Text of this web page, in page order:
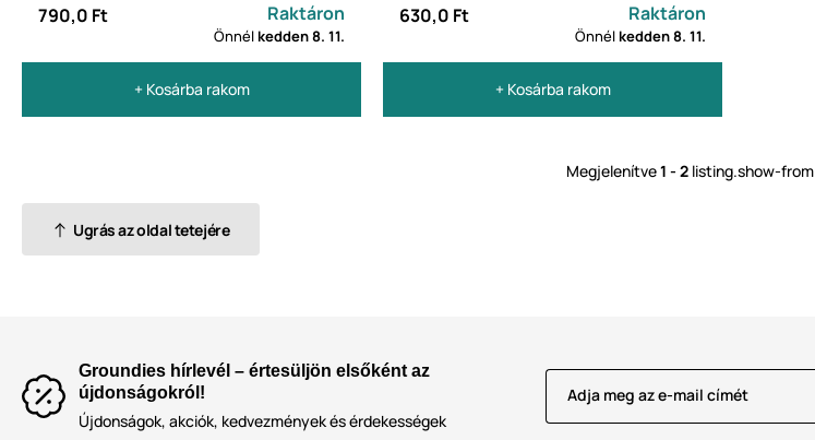
790,0 Ft Raktáron
Önnélkedden8. 11.
+ Kosárba rakom
630,0 Ft Raktáron
Önnélkedden8. 11.
+ Kosárba rakom
Ugrás az oldal tetejére
Megjelenítve1 - 2 listing.show-from
Groundies hírlevél – értesüljön elsőként az
újdonságokról!
Újdonságok, akciók, kedvezmények és érdekességek
Adja meg az e-mail címét